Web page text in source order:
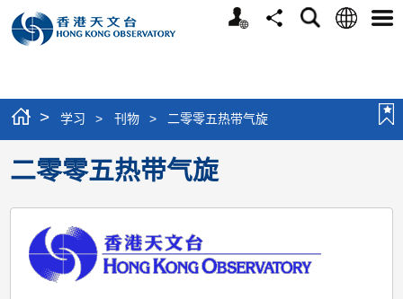
个
分
搜
语
选
> 学习 > 刊物 > 二零零五热带气旋
二零零五热带气旋